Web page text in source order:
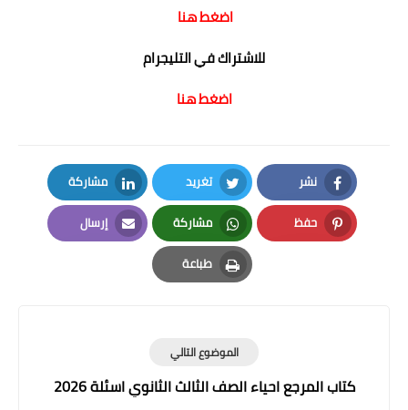
اضغط هنا
للاشتراك في التليجرام
اضغط هنا
نشر
Facebook
تغريد
Twitter
مشاركة
LinkedIn
حفظ
Pinterest
مشاركة
Whatsapp
إرسال
Email
طباعة
Print
الموضوع التالي
كتاب المرجع احياء الصف الثالث الثانوي اسئلة 2026